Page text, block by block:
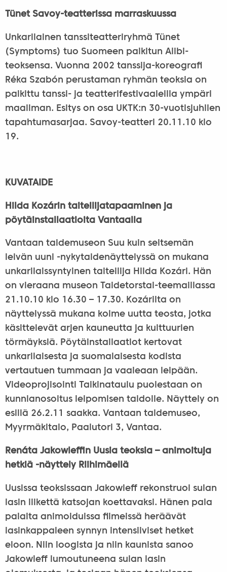
Tünet Savoy-teatterissa marraskuussa
Unkarilainen tanssiteatteriryhmä Tünet
(Symptoms) tuo Suomeen palkitun Alibi-
teoksensa. Vuonna 2002 tanssija-koreografi
Réka Szabón perustaman ryhmän teoksia on
palkittu tanssi- ja teatterifestivaaleilla ympäri
maailman. Esitys on osa UKTK:n 30-vuotisjuhlien
tapahtumasarjaa. Savoy-teatteri 20.11.10 klo
19.
KUVATAIDE
Hilda Kozárin taiteilijatapaaminen ja
pöytäinstallaatioita Vantaalla
Vantaan taidemuseon Suu kuin seitsemän
leivän uuni -nykytaidenäyttelyssä on mukana
unkarilaissyntyinen taiteilija Hilda Kozári. Hän
on vieraana museon Taidetorstai-teemaillassa
21.10.10 klo 16.30 – 17.30. Kozárilta on
näyttelyssä mukana kolme uutta teosta, jotka
käsittelevät arjen kauneutta ja kulttuurien
törmäyksiä. Pöytäinstallaatiot kertovat
unkarilaisesta ja suomalaisesta kodista
vertautuen tummaan ja vaaleaan leipään.
Videoprojisointi Taikinataulu puolestaan on
kunnianosoitus leipomisen taidolle. Näyttely on
esillä 26.2.11 saakka. Vantaan taidemuseo,
Myyrmäkitalo, Paalutori 3, Vantaa.
Renáta Jakowleffin Uusia teoksia – animoituja
hetkiä -näyttely Riihimäellä
Uusissa teoksissaan Jakowleff rekonstruoi sulan
lasin liikettä katsojan koettavaksi. Hänen pala
palalta animoiduissa filmeissä heräävät
lasinkappaleen synnyn intensiiviset hetket
eloon. Niin loogista ja niin kaunista sanoo
Jakowleff lumoutuneena sulan lasin